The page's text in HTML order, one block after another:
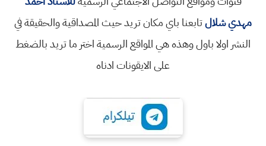
مهدي شلالتابعنا باي مكان تريد حيث المصداقية والحقيقة في
النشر اولا باول وهذه هي المواقع الرسمية اختر ما تريد بالضغط
على الايقونات ادناه